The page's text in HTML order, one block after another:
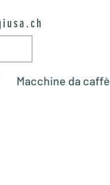
Macchine da caffè